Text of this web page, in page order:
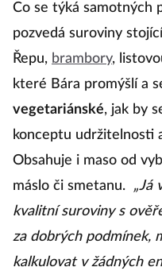
Co se týká samotných
pozvedá suroviny
Řepu, brambory,
které Bára promýšlí a
vegetariánské, jak by
konceptu udržitelnosti
Obsahuje i maso od
máslo či smetanu.
„Já
kvalitní suroviny s
za dobrých podmínek,
kalkulovat v žádných